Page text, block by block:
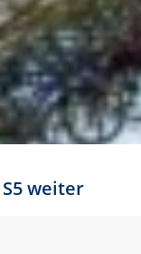
weiter